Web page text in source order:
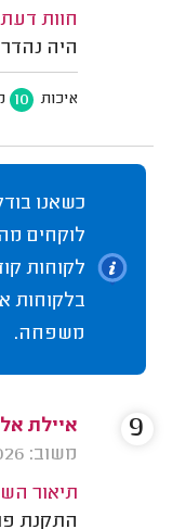
חוות
היה
איכות 10
כשאנו
לוקחים
לקוחות
בלקוחות
משפחה.
איילת
משוב: 30/06/2026
תיאור
התקנת
9